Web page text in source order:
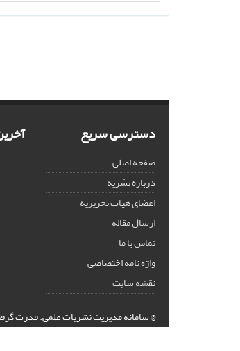
دسترسی سریع
صفحه اصلی
درباره نشریه
اعضای هیات تحریریه
ارسال مقاله
تماس با ما
واژه نامه اختصاصی
نقشه سایت
© سامانه مدیریت نشریات علمی.قدرت